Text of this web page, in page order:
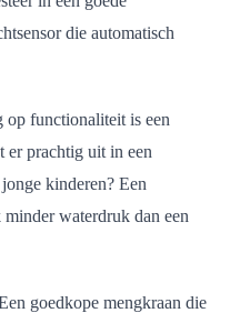
die automatisch
op functionaliteit is een
er prachtig uit in een
kinderen? Een
waterdruk dan een
goedkope mengkraan die